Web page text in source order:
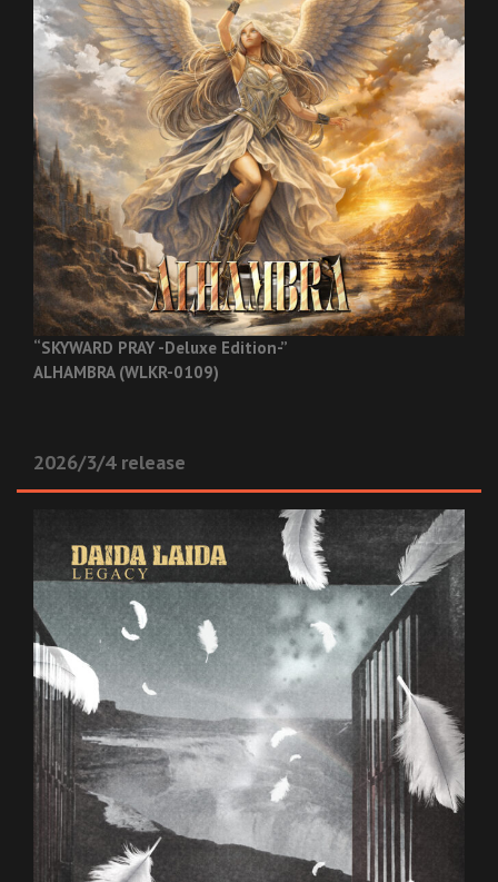
“SKYWARD PRAY -Deluxe Edition-”
ALHAMBRA (WLKR-0109)
2026/3/4 release